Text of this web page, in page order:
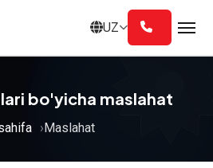
UZ
bo'yicha maslahat
Maslahat